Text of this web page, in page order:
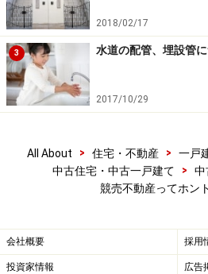
2018/02/17
3 水道の配管、埋設管
2017/10/29
All About > 住宅・不動産 > 一戸
中古住宅・中古一戸建て
> 中
競売不動産ってホン
会社概要 採用
投資家情報 広告